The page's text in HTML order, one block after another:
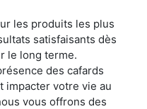
les produits les plus
satisfaisants dès
le long terme.
des cafards
impacter votre vie au
vous offrons des